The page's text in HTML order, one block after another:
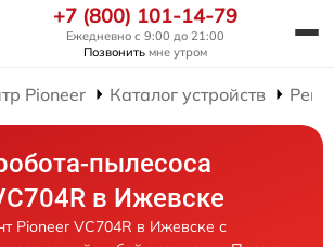
+7 (800) 101-14-79
Ежедневно с 9:00 до 21:00
Позвонить мне утром
Pioneer Каталог устройств
пылесоса
в Ижевске
Pioneer VC704R в Ижевске с